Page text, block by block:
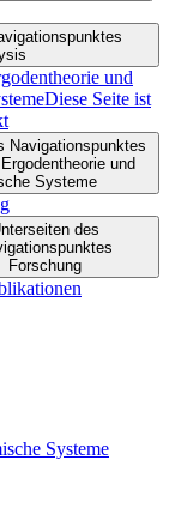
und
Diese Seite ist
Navigationspunktes
und
Systeme
des
Forschung
Systeme